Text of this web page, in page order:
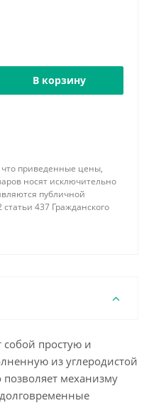
необходимо
металла в листах.
В корзину
приведенные цены,
носят исключительно
публичной
437 Гражданского
собой простую и
из углеродистой
механизму